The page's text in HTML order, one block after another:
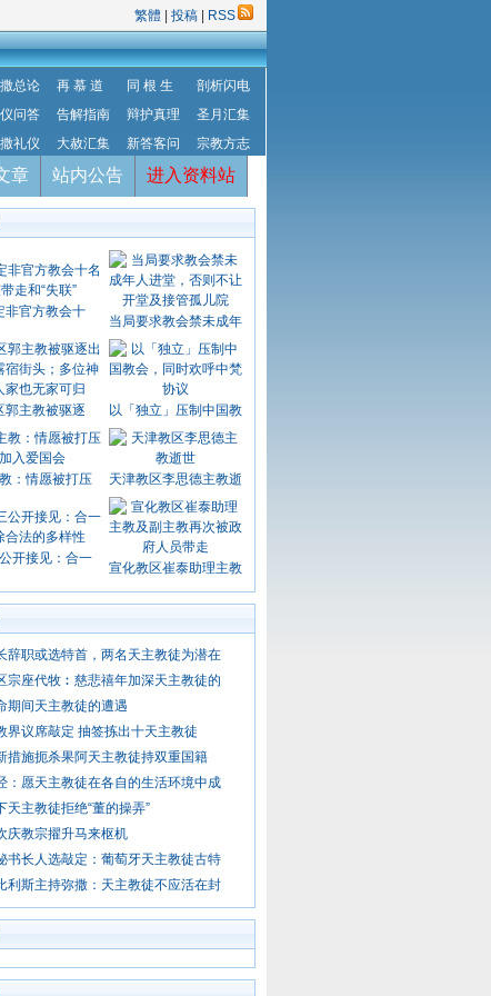
繁體 投稿 RSS
总论 再 慕 道 同 根 生
剖析闪电
问答 告解指南 辩护真理
圣月汇集
礼仪 大赦汇集 新答客问 宗教方志
章 站内公告 进入资料站
非官方教会十
当局要求教会禁未成年
郭主教被驱逐 以「独立」压制中国教
：情愿被打压 天津教区李思德主教逝
开接见：合一
宣化教区崔泰助理主教
辞职或选特首，两名天主教徒为潜在
宗座代牧︰慈悲禧年加深天主教徒的
期间天主教徒的遭遇
界议席敲定 抽签拣出十天主教徒
措施扼杀果阿天主教徒持双重国籍
：愿天主教徒在各自的生活环境中成
天主教徒拒绝“董的操弄”
庆教宗擢升马来枢机
书长人选敲定：葡萄牙天主教徒古特
利斯主持弥撒：天主教徒不应活在封